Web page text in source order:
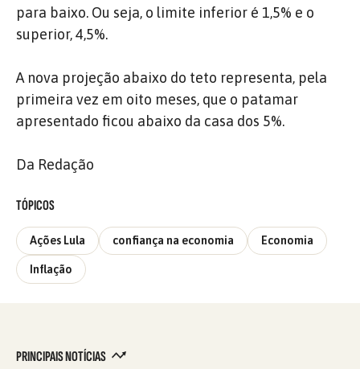
para baixo. Ou seja, o limite inferior é 1,5% e o
superior, 4,5%.
A nova projeção abaixo do teto representa, pela
primeira vez em oito meses, que o patamar
apresentado ficou abaixo da casa dos 5%.
Da Redação
TÓPICOS
Ações Lula confiança na economia Economia
Inflação
PRINCIPAIS NOTÍCIAS